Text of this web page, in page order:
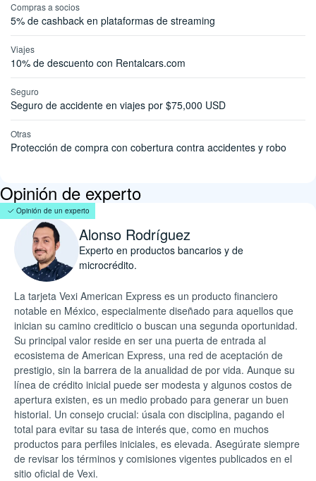
Compras a socios
5% de cashback en plataformas de streaming
Viajes
10% de descuento con Rentalcars.com
Seguro
Seguro de accidente en viajes por $75,000 USD
Otras
Protección de compra con cobertura contra accidentes y robo
Opinión de experto
Opinión de un experto
Alonso Rodríguez
Experto en productos bancarios y de
microcrédito.
La tarjeta Vexi American Express es un producto financiero
notable en México, especialmente diseñado para aquellos que
inician su camino crediticio o buscan una segunda oportunidad.
Su principal valor reside en ser una puerta de entrada al
ecosistema de American Express, una red de aceptación de
prestigio, sin la barrera de la anualidad de por vida. Aunque su
línea de crédito inicial puede ser modesta y algunos costos de
apertura existen, es un medio probado para generar un buen
historial. Un consejo crucial: úsala con disciplina, pagando el
total para evitar su tasa de interés que, como en muchos
productos para perfiles iniciales, es elevada. Asegúrate siempre
de revisar los términos y comisiones vigentes publicados en el
sitio oficial de Vexi.